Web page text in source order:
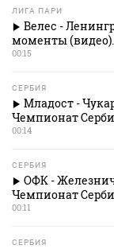
ЛИГА ПАРИ
Велес -
моменты (видео).
00:15
СЕРБИЯ
Младост -
Чемпионат
00:14
СЕРБИЯ
ОФК -
Чемпионат
00:11
СЕРБИЯ